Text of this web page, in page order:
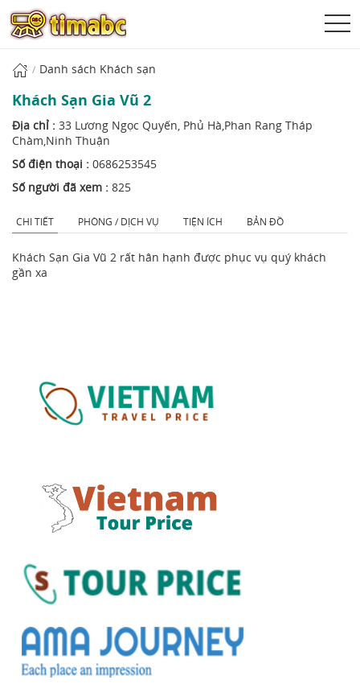
Danh sách Khách sạn
Khách Sạn Gia Vũ 2
Địa chỉ : 33 Lương Ngọc Quyến, Phủ Hà,Phan Rang Tháp
Chàm,Ninh Thuận
Số điện thoại : 0686253545
Số người đã xem : 825
CHI TIẾT PHÒNG / DỊCH VỤ TIỆN ÍCH BẢN ĐỒ
Khách Sạn Gia Vũ 2 rất hân hạnh được phục vụ quý khách
gần xa